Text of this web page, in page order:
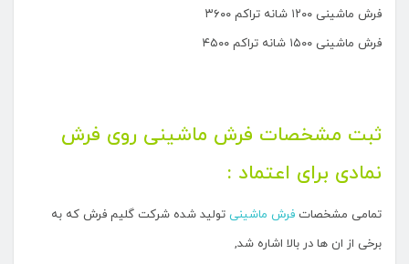
فرش ماشینی ۱۲۰۰ شانه تراکم ۳۶۰۰
فرش ماشینی ۱۵۰۰ شانه تراکم ۴۵۰۰
ثبت مشخصات فرش ماشینی روی فرش
نمادی برای اعتماد :
تمامی مشخصات فرش ماشینی تولید شده شرکت گلیم فرش که به
برخی از ان ها در بالا اشاره شد,